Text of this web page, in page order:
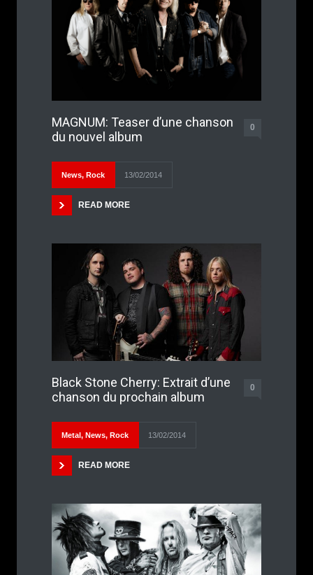
MAGNUM: Teaser d’une chanson
du nouvel album
0
News, Rock 13/02/2014
READ MORE
Black Stone Cherry: Extrait d’une
chanson du prochain album
0
Metal, News, Rock 13/02/2014
READ MORE